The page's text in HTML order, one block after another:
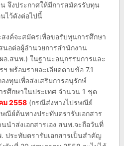
จึงประกาศให้มีการสมัครรับทุน
ไว้ดังต่อไปนี้
งค์จะสมัครเพื่อขอรับทุนการศึกษา
นอต่อผู้อำนวยการสำนักงาน
.สนพ.) ในฐานะอนุกรรมการและ
พร้อมรายละเอียดตามข้อ 7.1
งทุนเพื่อส่งเสริมการอนุรักษ์
รศึกษาในประเทศ จำนวน 1 ชุด
ม 2558(กรณีส่งทางไปรษณีย์
ณีย์ต้นทางประทับตรารับเอกสาร
นำส่งเอกสารเอง สนพ.จะถือวันที่
ประทับตรารับเอกสารเป็นสำคัญ